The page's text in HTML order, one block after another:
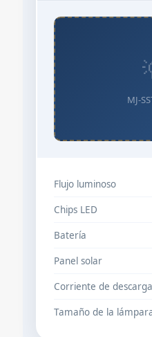
MJ-
Flujo luminoso
Chips LED
Batería
Panel solar
Corriente de descarga
Tamaño de la